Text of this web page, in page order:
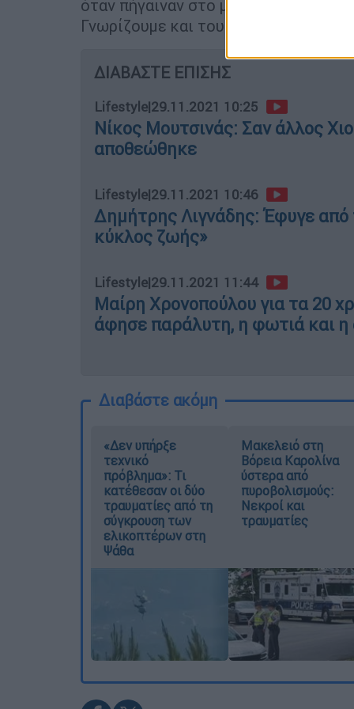
όταν πήγαιναν στο μηχανάκι τους, ο
Γνωρίζουμε και τους δύο».
ΔΙΑΒΑΣΤΕ ΕΠΙΣΗΣ
Lifestyle|29.11.2021 10:25
Νίκος Μουτσινάς: Σαν άλλος
αποθεώθηκε
Lifestyle|29.11.2021 10:46
Δημήτρης Λιγνάδης: Έφυγε από
κύκλος ζωής»
Lifestyle|29.11.2021 11:44
Μαίρη Χρονοπούλου για τα 20
άφησε παράλυτη, η φωτιά και η
Διαβάστε ακόμη
«Δεν υπήρξε
τεχνικό
πρόβλημα»: Τι
κατέθεσαν οι δύο
τραυματίες από τη
σύγκρουση των
ελικοπτέρων στη
Ψάθα
Μακελειό στη
Βόρεια Καρολίνα
ύστερα από
πυροβολισμούς:
Νεκροί και
τραυματίες